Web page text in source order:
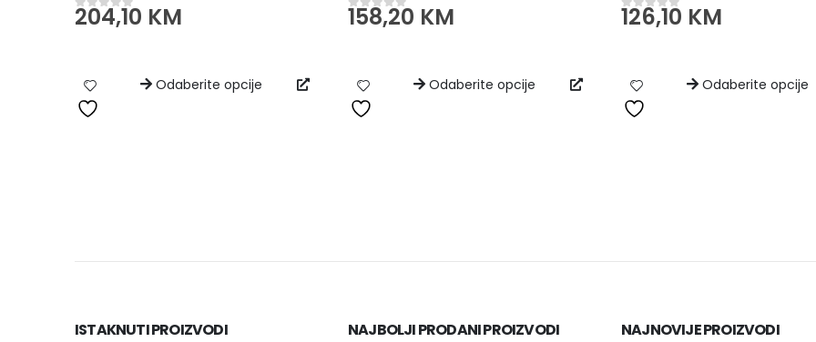
0od 5
204,10 KM
Odaberite opcije
od 5
158,20 KM
Odaberite opcije
od 5
126,10 KM
Odaberite opcije
ISTAKNUTI PROIZVODI NAJBOLJI PRODANI PROIZVODI NAJNOVIJE PROIZVODI